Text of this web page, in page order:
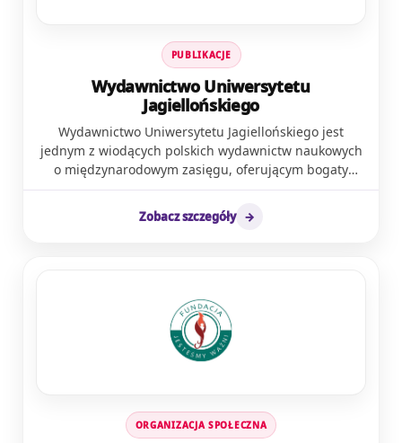
PUBLIKACJE
Wydawnictwo Uniwersytetu
Jagiellońskiego
Wydawnictwo Uniwersytetu Jagiellońskiego jest
jednym z wiodących polskich wydawnictw naukowych
o międzynarodowym zasięgu, oferującym bogaty
wybór publikacji z zakresu psychologii, psychoterapii i
psychiatrii. Jesteśmy dumni, że nasze książki są
wsparciem dla wszystkich zainteresowanych
neuroróżnorodności – w tym osób w spektrum
autyzmu, ich rodziców oraz doświadczonych
terapeutów. Książki te stanowią nieocenione źródło
informacji oraz praktycznych porad, które mogą być
wszystkich chcących lepiej zrozumieć autyzm i
neuroróżnorodność – niezależnie od tego, czy są
Zobacz szczegóły →
ORGANIZACJA SPOŁECZNA